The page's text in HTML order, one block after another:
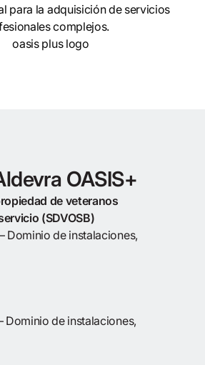
para la adquisición de servicios
complejos.
OASIS+
de veteranos
(SDVOSB)
Dominio de instalaciones,
de instalaciones,